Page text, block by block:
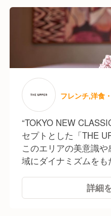
「bills」 ・カウンタ
コーヒーロースター
Roasters」 など、約
ただ、食のサービス
これまでなかった新
例えば【朝食を外食
付かせたいと、世界一
トラリア発の「bills」
目される事で、他社が
広がる事で、一過性の
新たな文化へと定着します。 また
は現場の意見を尊重
です。 『焙煎所』を作って自ら豆から美味しい
汲み、ロースター兼
ェ機能だけではなく
フレンチ,洋食
“TOKYO NEW
セプトとした「THE
このエリアの美意識
域にダイナミズムを
ーという付加価値を
丸の内という街を盛
詳細